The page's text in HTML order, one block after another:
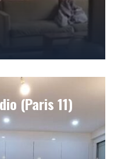
(Paris 11)